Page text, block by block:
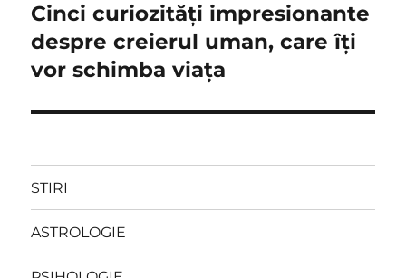
Next
post:
Cinci curiozități impresionante
despre creierul uman, care îţi
vor schimba viaţa
STIRI
ASTROLOGIE